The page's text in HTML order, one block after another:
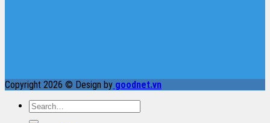
Copyright 2026 © Design by goodnet.vn
Search
for: